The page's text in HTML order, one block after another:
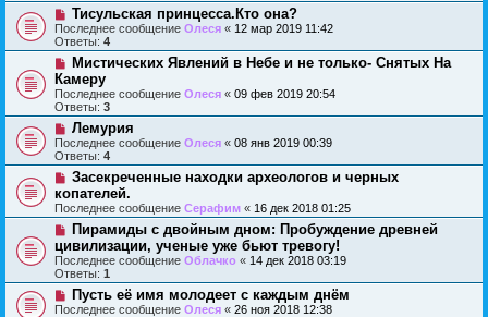
Тисульская принцесса.Кто она?
Последнее сообщение Олеся « 12 мар 2019 11:42
Ответы: 4
Мистических Явлений в Небе и не только- Снятых На
Камеру
Последнее сообщение Олеся « 09 фев 2019 20:54
Ответы: 3
Лемурия
Последнее сообщение Олеся « 08 янв 2019 00:39
Ответы: 4
Засекреченные находки археологов и черных
копателей.
Последнее сообщение Серафим « 16 дек 2018 01:25
Пирамиды с двойным дном: Пробуждение древней
цивилизации, ученые уже бьют тревогу!
Последнее сообщение Облачко « 14 дек 2018 03:19
Ответы: 1
Пусть её имя молодеет с каждым днём
Последнее сообщение Олеся « 26 ноя 2018 12:38